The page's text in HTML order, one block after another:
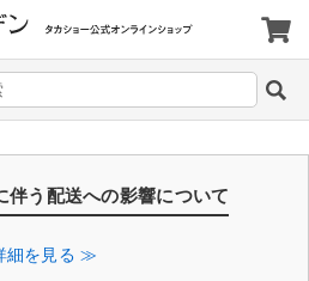
伴う配送への影響について
細を見る ≫